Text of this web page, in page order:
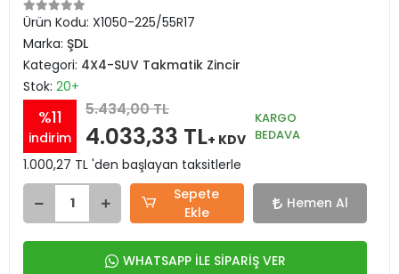
Ürün Kodu: X1050-225/55R17
Marka: ŞDL
Kategori: 4X4-SUV Takmatik Zincir
Stok: 20+
%11
indirim
5.434,00 TL
4.033,33 TL+ KDV
KARGO
BEDAVA
1.000,27 TL 'den başlayan taksitlerle
Sepete
Ekle
Hemen Al
WHATSAPP İLE SİPARİŞ VER